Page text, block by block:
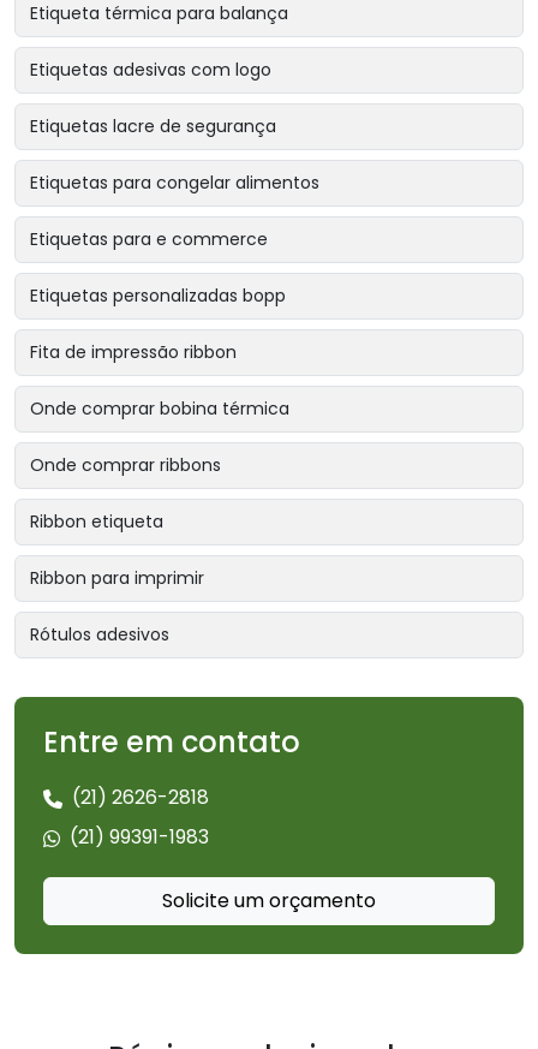
Etiqueta térmica para balança
Etiquetas adesivas com logo
Etiquetas lacre de segurança
Etiquetas para congelar alimentos
Etiquetas para e commerce
Etiquetas personalizadas bopp
Fita de impressão ribbon
Onde comprar bobina térmica
Onde comprar ribbons
Ribbon etiqueta
Ribbon para imprimir
Rótulos adesivos
Entre em contato
(21) 2626-2818
(21) 99391-1983
Solicite um orçamento